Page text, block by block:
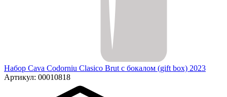
Набор Cava Codorniu Clasico Brut с бокалом (gift box) 2023
Артикул: 00010818